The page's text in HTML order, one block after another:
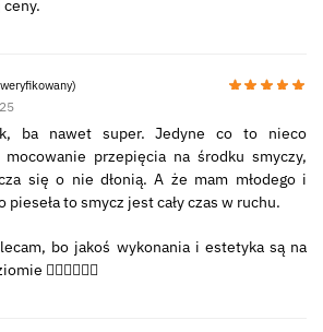
ba nawet super. Jedyne co to nieco
mocowanie przepięcia na środku smyczy,
się o nie dłonią. A że mam młodego i
pieseła to smycz jest cały czas w ruchu.
bo jakoś wykonania i estetyka są na
👌🏻👌🏻👌🏻